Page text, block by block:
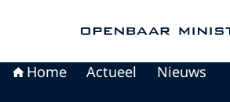
Home Actueel Nieuws